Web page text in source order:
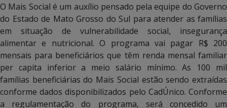
O Mais Social é um auxílio pensado pela equipe do Governo
do Estado de Mato Grosso do Sul para atender as famílias
em situação de vulnerabilidade social, insegurança
alimentar e nutricional. O programa vai pagar R$ 200
mensais para beneficiários que têm renda mensal familiar
per capita inferior a meio salário mínimo. As 100 mil
famílias beneficiárias do Mais Social estão sendo extraídas
conforme dados disponibilizados pelo CadÚnico. Conforme
a regulamentação do programa, será concedido um